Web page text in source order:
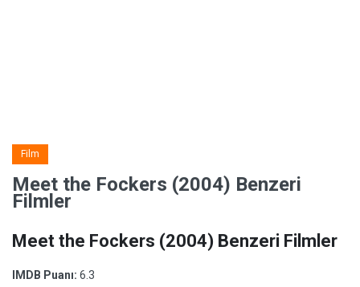
Film
Meet the Fockers (2004) Benzeri
Filmler
Meet the Fockers (2004) Benzeri Filmler
IMDB Puanı: 6.3